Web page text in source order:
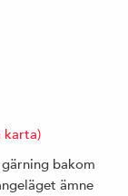
karta)
bakom
ämne